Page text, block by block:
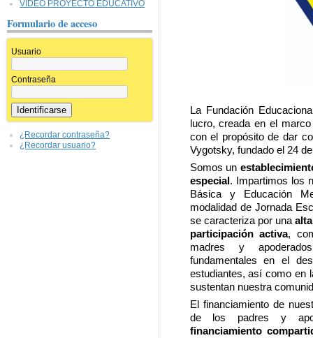
VIDEO PROYECTO EDUCATIVO
Formulario de acceso
Usuario
Contraseña
¿Recordar contraseña?
¿Recordar usuario?
La Fundación
lucro, creada en el
con el propósito de dar
Vygotsky, fundado el 24
Somos un
especial . Impartimos los
Básica y Educación
modalidad de Jornada
se caracteriza por una
participación activa,
madres y
fundamentales en el
estudiantes, así como en
sustentan nuestra
El financiamiento de
de los padres y
financiamiento